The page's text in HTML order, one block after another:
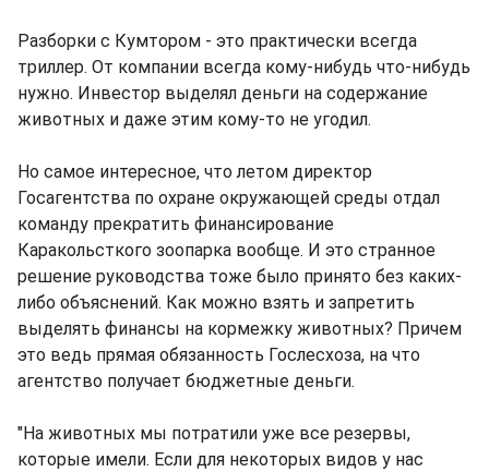
Разборки с Кумтором - это практически всегда
триллер. От компании всегда кому-нибудь что-нибудь
нужно. Инвестор выделял деньги на содержание
животных и даже этим кому-то не угодил.
Но самое интересное, что летом директор
Госагентства по охране окружающей среды отдал
команду прекратить финансирование
Каракольсткого зоопарка вообще. И это странное
решение руководства тоже было принято без каких-
либо объяснений. Как можно взять и запретить
выделять финансы на кормежку животных? Причем
это ведь прямая обязанность Гослесхоза, на что
агентство получает бюджетные деньги.
"На животных мы потратили уже все резервы,
которые имели. Если для некоторых видов у нас